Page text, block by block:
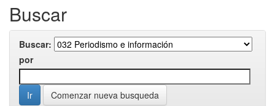
Buscar
Buscar:
por
Comenzar nueva busqueda